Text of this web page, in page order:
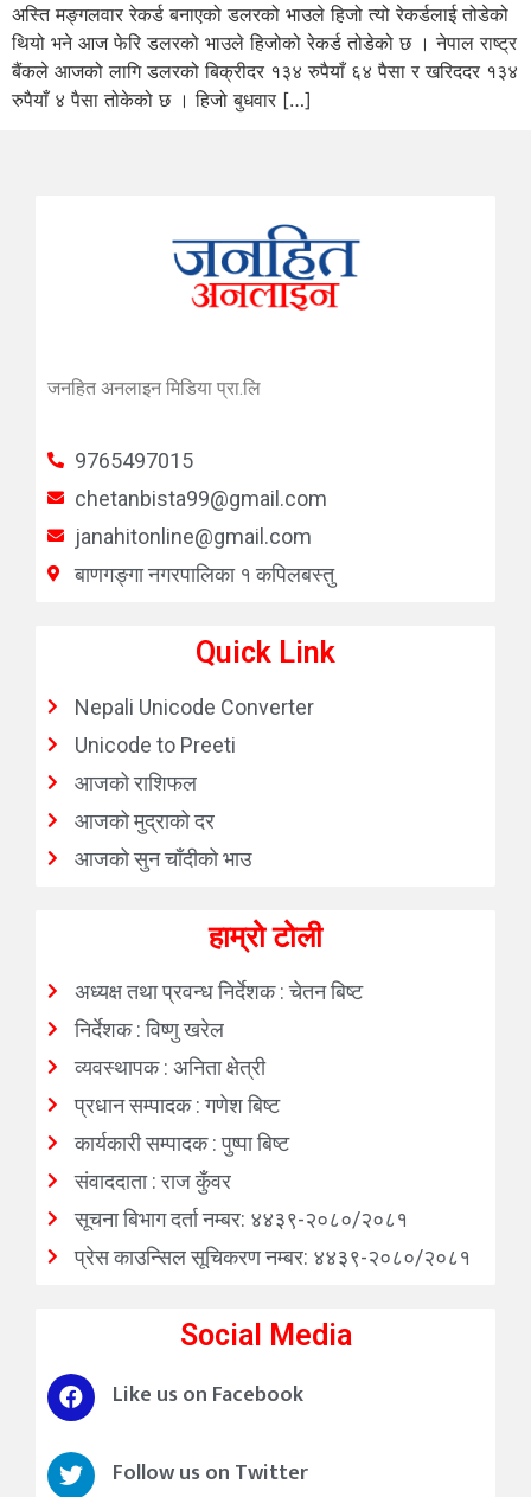
अस्ति मङ्गलवार रेकर्ड बनाएको डलरको भाउले हिजो त्यो रेकर्डलाई तोडेको
थियो भने आज फेरि डलरको भाउले हिजोको रेकर्ड तोडेको छ । नेपाल राष्ट्र
बैंकले आजको लागि डलरको बिक्रीदर १३४ रुपैयाँ ६४ पैसा र खरिददर १३४
रुपैयाँ ४ पैसा तोकेको छ । हिजो बुधवार […]
जनहित अनलाइन मिडिया प्रा.लि
9765497015
chetanbista99@gmail.com
janahitonline@gmail.com
बाणगङ्गा नगरपालिका १ कपिलबस्तु
Quick Link
Nepali Unicode Converter
Unicode to Preeti
आजको राशिफल
आजको मुद्राको दर
आजको सुन चाँदीको भाउ
हाम्रो टोली
अध्यक्ष तथा प्रवन्ध निर्देशक : चेतन बिष्ट
निर्देशक : विष्णु खरेल
व्यवस्थापक : अनिता क्षेत्री
प्रधान सम्पादक : गणेश बिष्ट
कार्यकारी सम्पादक : पुष्पा बिष्ट
संवाददाता : राज कुँवर
सूचना बिभाग दर्ता नम्बर: ४४३९-२०८०/२०८१
प्रेस काउन्सिल सूचिकरण नम्बर: ४४३९-२०८०/२०८१
Social Media
Like us on Facebook
Follow us on Twitter